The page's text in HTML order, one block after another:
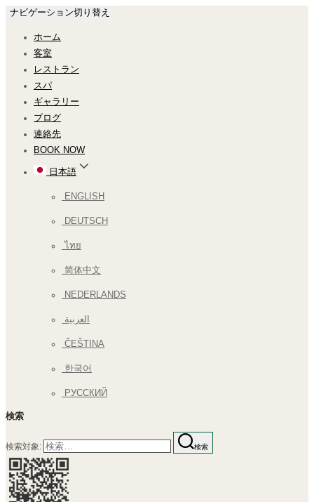
ナビゲーション切り替え
ホーム
客室
レストラン
スパ
ギャラリー
ブログ
連絡先
BOOK NOW
日本語
ENGLISH
DEUTSCH
ไทย
简体中文
NEDERLANDS
العربية
ČEŠTINA
한국어
РУССКИЙ
検索
検索対象: 検索